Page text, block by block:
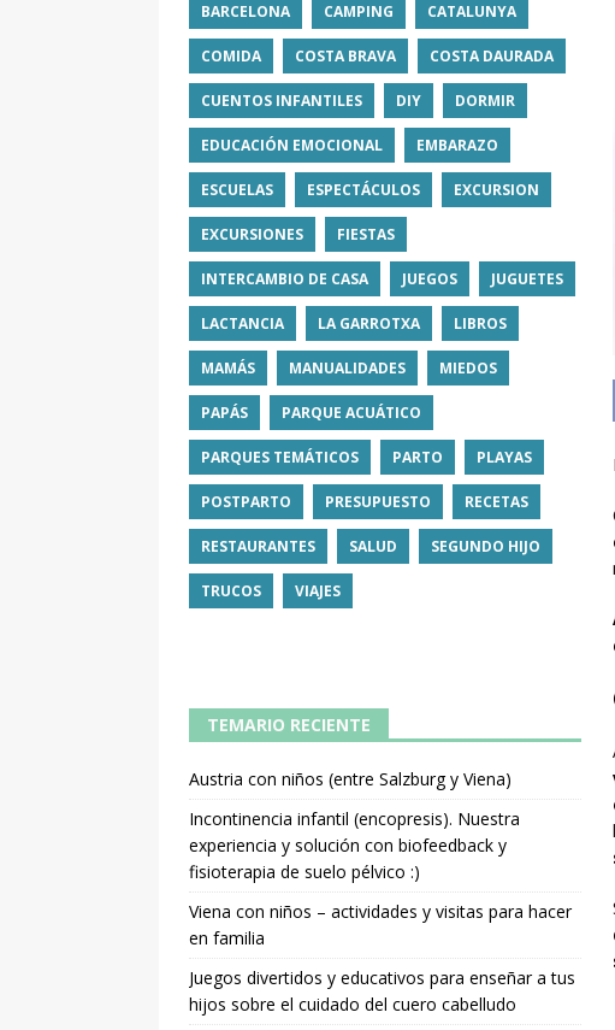
BARCELONA CAMPING CATALUNYA
COMIDA COSTA BRAVA COSTA DAURADA
CUENTOS INFANTILES DIY DORMIR
EDUCACIÓN EMOCIONAL EMBARAZO
ESCUELAS ESPECTÁCULOS EXCURSION
EXCURSIONES FIESTAS
INTERCAMBIO DE CASA JUEGOS JUGUETES
LACTANCIA LA GARROTXA LIBROS
MAMÁS MANUALIDADES MIEDOS
PAPÁS PARQUE ACUÁTICO
PARQUES TEMÁTICOS PARTO PLAYAS
POSTPARTO PRESUPUESTO RECETAS
RESTAURANTES SALUD SEGUNDO HIJO
TRUCOS VIAJES
TEMARIO RECIENTE
Austria con niños (entre Salzburg y Viena)
Incontinencia infantil (encopresis). Nuestra
experiencia y solución con biofeedback y
fisioterapia de suelo pélvico :)
Viena con niños – actividades y visitas para hacer
en familia
Juegos divertidos y educativos para enseñar a tus
hijos sobre el cuidado del cuero cabelludo